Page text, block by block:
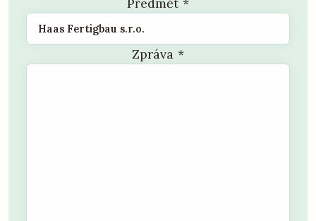
Referenční dům u Mladé Boleslavi
Lhota 241, 294 31 Krnsko, tel. +420 777 164
861
Zpráva *